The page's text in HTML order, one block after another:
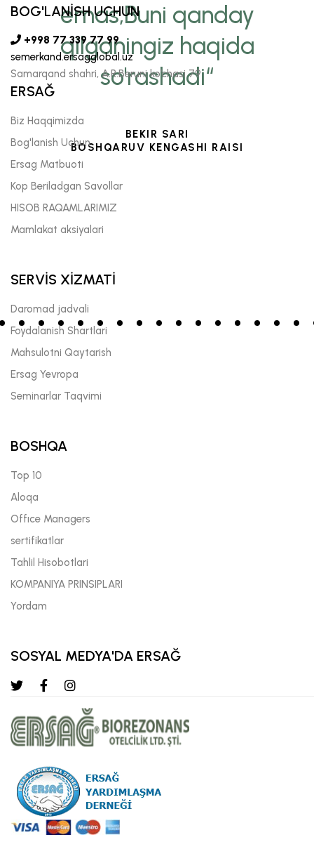
emas,Buni qanday
qilganingiz haqida
so'rashadi“
BEKIR SARI
BOSHQARUV KENGASHI RAISI
BOG'LANİSH UCHUN
+998 77 339 77 99
semerkand.ersagglobal.uz
Samarqand shahri, A.R.Beruni ko’chasi 79
ERSAĞ
Biz Haqqimizda
Bog'lanish Uchun
Ersag Matbuoti
Kop Beriladgan Savollar
HISOB RAQAMLARIMIZ
Mamlakat aksiyalari
SERVİS XİZMATİ
Daromad jadvali
Foydalanish Shartlari
Mahsulotni Qaytarish
Ersag Yevropa
Seminarlar Taqvimi
BOSHQA
Top 10
Aloqa
Offıce Managers
sertifikatlar
Tahlil Hisobotlari
KOMPANIYA PRINSIPLARI
Yordam
SOSYAL MEDYA'DA ERSAĞ